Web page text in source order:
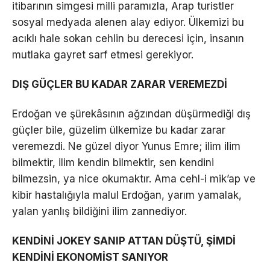
itibarının simgesi milli paramızla, Arap turistler
sosyal medyada alenen alay ediyor. Ülkemizi bu
acıklı hale sokan cehlin bu derecesi için, insanın
mutlaka gayret sarf etmesi gerekiyor.
DIŞ GÜÇLER BU KADAR ZARAR VEREMEZDİ
Erdoğan ve şürekâsının ağzından düşürmediği dış
güçler bile, güzelim ülkemize bu kadar zarar
veremezdi. Ne güzel diyor Yunus Emre; ilim ilim
bilmektir, ilim kendin bilmektir, sen kendini
bilmezsin, ya nice okumaktır. Ama cehl-i mik’ap ve
kibir hastalığıyla malul Erdoğan, yarım yamalak,
yalan yanlış bildiğini ilim zannediyor.
KENDİNİ JOKEY SANIP ATTAN DÜŞTÜ, ŞİMDİ
KENDİNİ EKONOMİST SANIYOR